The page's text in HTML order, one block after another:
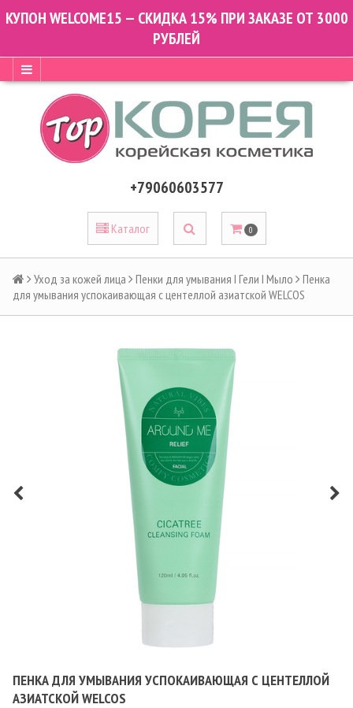
КУПОН WELCOME15 — СКИДКА 15% ПРИ ЗАКАЗЕ ОТ 3000
РУБЛЕЙ
+79060603577
Каталог 0
Уход за кожей лица Пенки для умывания I Гели I Мыло
Пенка
для умывания успокаивающая с центеллой азиатской WELCOS
ПЕНКА ДЛЯ УМЫВАНИЯ УСПОКАИВАЮЩАЯ С ЦЕНТЕЛЛОЙ
АЗИАТСКОЙ WELCOS